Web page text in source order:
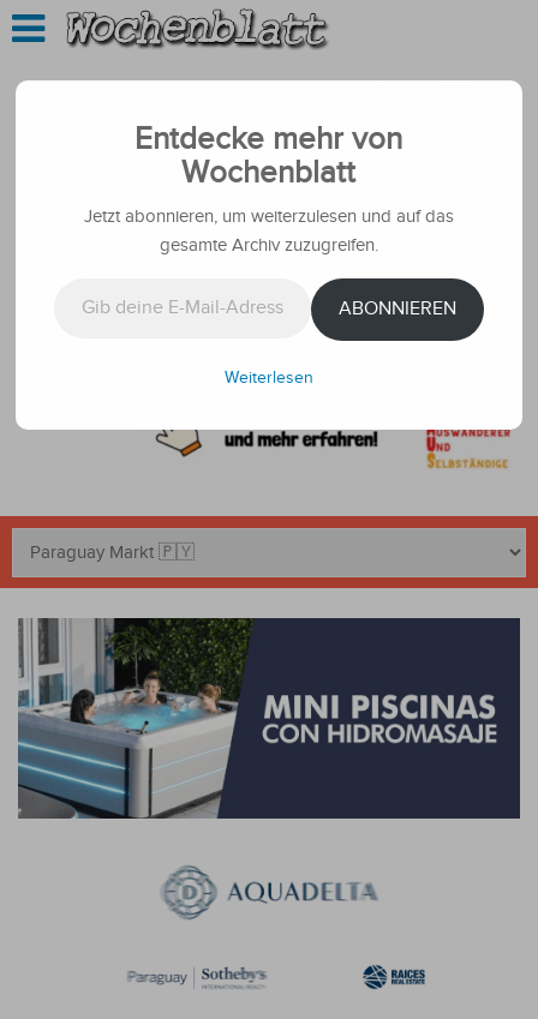
Entdecke mehr von
Wochenblatt
Jetzt abonnieren, um weiterzulesen und auf das
gesamte Archiv zuzugreifen.
ABONNIEREN
Weiterlesen